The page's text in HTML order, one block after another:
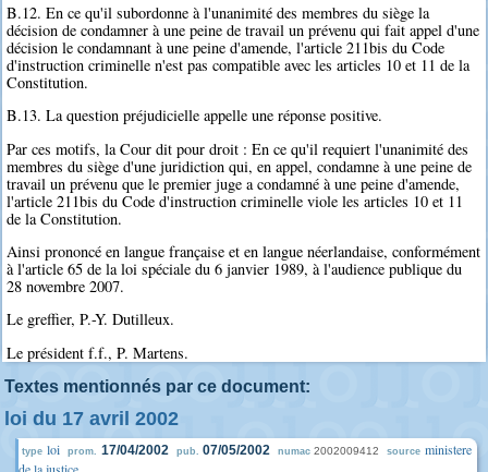
B.12. En ce qu'il subordonne à l'unanimité des membres du siège la
décision de condamner à une peine de travail un prévenu qui fait appel d'une
décision le condamnant à une peine d'amende, l'article 211bis du Code
d'instruction criminelle n'est pas compatible avec les articles 10 et 11 de la
Constitution.
B.13. La question préjudicielle appelle une réponse positive.
Par ces motifs, la Cour dit pour droit : En ce qu'il requiert l'unanimité des
membres du siège d'une juridiction qui, en appel, condamne à une peine de
travail un prévenu que le premier juge a condamné à une peine d'amende,
l'article 211bis du Code d'instruction criminelle viole les articles 10 et 11
de la Constitution.
Ainsi prononcé en langue française et en langue néerlandaise, conformément
à l'article 65 de la loi spéciale du 6 janvier 1989, à l'audience publique du
28 novembre 2007.
Le greffier, P.-Y. Dutilleux.
Le président f.f., P. Martens.
Textes mentionnés par ce document:
loi du 17 avril 2002
type loi prom. 17/04/2002 pub. 07/05/2002 numac 2002009412 source ministere